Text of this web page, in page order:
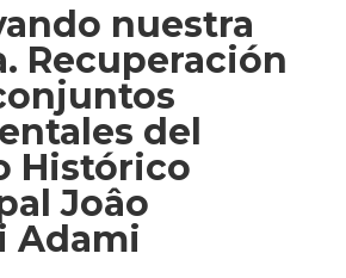
nuestra
Recuperación
del
Histórico
Joâo
Adami